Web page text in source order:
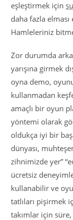
eşleştirmek için
daha fazla
Hamleleriniz
Zor durumda
yarışına girmek
oyna demo,
kullanmadan
amaçlı bir oyun
yöntemi olarak
oldukça iyi bir
dünyası,
zihnimizde yer”
ücretsiz
kullanabilir ve
tatlıları pişirmek
takımlar için